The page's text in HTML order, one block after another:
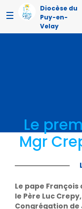
Diocèse du
Puy-en-
Velay
Le
Mgr
Le pape François
le Père Luc
Congrégation de